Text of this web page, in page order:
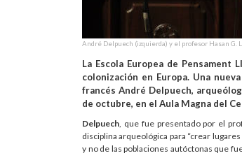
André Delpuech (izquierda) y el profesor Hasan G.
La Escola Europea de
colonización en Europa. Una
francés André Delpuech,
de octubre, en el Aula Magna del
Delpuech , que fue presentado por el
disciplina arqueológica para “crear
y no de las poblaciones autóctonas que